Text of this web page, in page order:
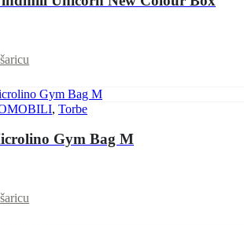
, Torbe
Gym Bag M